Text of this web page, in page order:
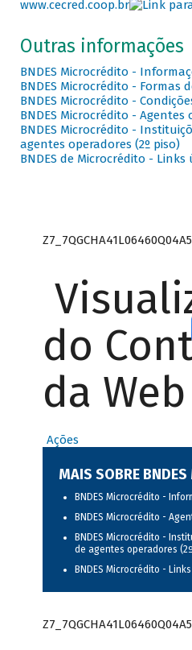
www.cecred.coop.br
Outras informações
BNDES Microcrédito -
BNDES Microcrédito - Formas
BNDES Microcrédito -
BNDES Microcrédito - Agentes
BNDES Microcrédito -
agentes operadores (2º piso)
BNDES de Microcrédito - Links
do
da Web
Ações
MAIS SOBRE BNDES
BNDES Microcrédito -
BNDES Microcrédito -
BNDES Microcrédito -
de agentes operadores
BNDES Microcrédito -